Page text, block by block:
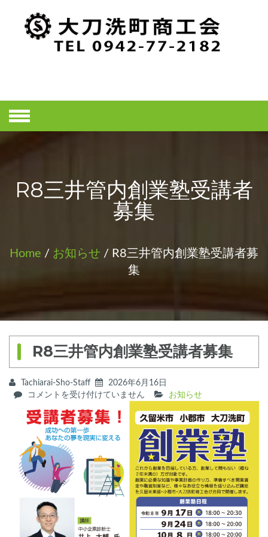
content
会ホームペー
R8三井管内創業塾受講者
募集
Home / お知らせ / R8三井管内創業塾受講者募
集
R8三井管内創業塾受講者募集
Tachiarai-Sho-Staff
2026年6月16日
R8
井
内
創
業
塾
受
コメントを受け付けていません お知らせ